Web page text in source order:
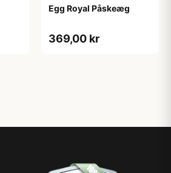
Egg Royal Påskeæg
369,00 kr